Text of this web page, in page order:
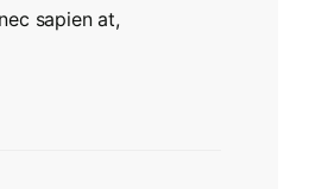
sapien at,